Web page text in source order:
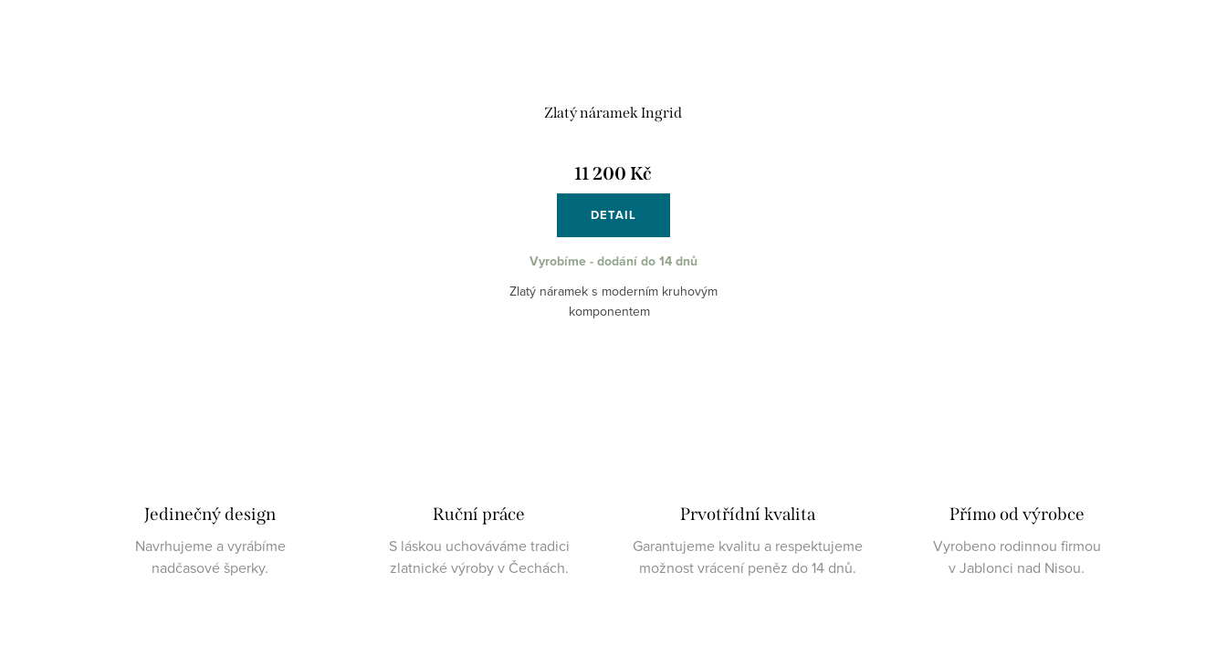
Zlatý náramek Ingrid
11 200 Kč
DETAIL
Vyrobíme - dodání do 14 dnů
Zlatý náramek s moderním kruhovým
komponentem
Jedinečný design
Navrhujeme a vyrábíme
nadčasové šperky.
Ruční práce
S láskou uchováváme tradici
zlatnické výroby v Čechách.
Prvotřídní kvalita
Garantujeme kvalitu a respektujeme
možnost vrácení peněz do 14 dnů.
Přímo od výrobce
Vyrobeno rodinnou firmou
v Jablonci nad Nisou.